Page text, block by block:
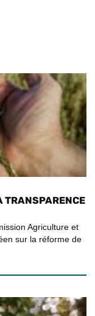
TRANSPARENCE
Agriculture et
sur la réforme de